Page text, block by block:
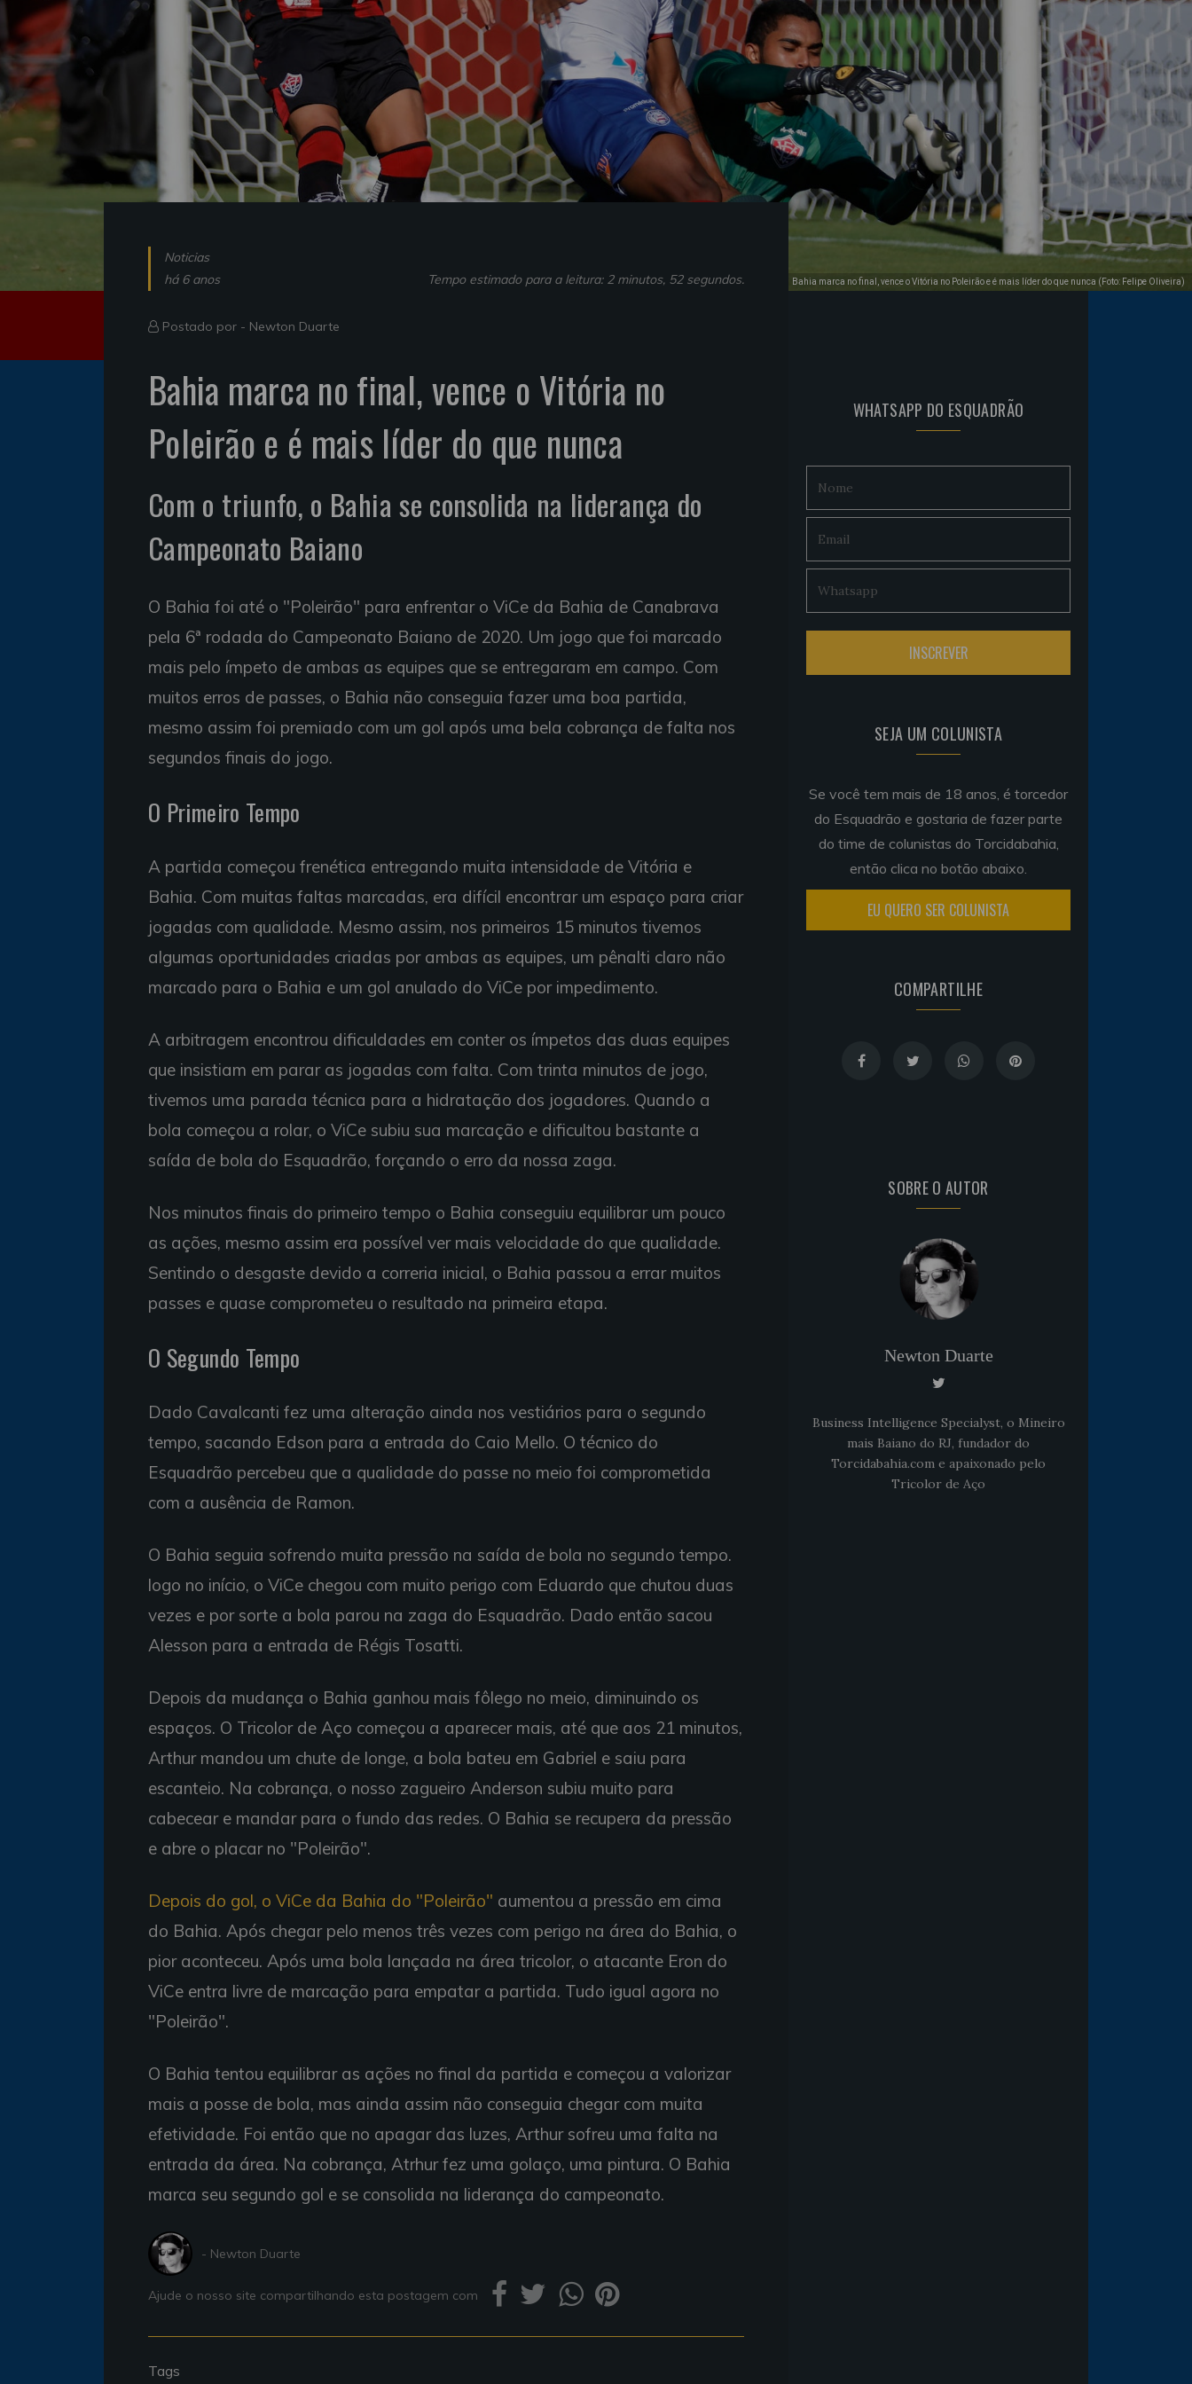
Bahia marca no final, vence o Vitória no Poleirão e é mais líder do que nunca (Foto: Felipe Oliveira)
Noticias
há 6 anos
Tempo estimado para a leitura: 2 minutos, 52 segundos.
Postado por - Newton Duarte
Bahia marca no final, vence o Vitória no
Poleirão e é mais líder do que nunca
Com o triunfo, o Bahia se consolida na liderança do
Campeonato Baiano
O Bahia foi até o "Poleirão" para enfrentar o ViCe da Bahia de Canabrava
pela 6ª rodada do Campeonato Baiano de 2020. Um jogo que foi marcado
mais pelo ímpeto de ambas as equipes que se entregaram em campo. Com
muitos erros de passes, o Bahia não conseguia fazer uma boa partida,
mesmo assim foi premiado com um gol após uma bela cobrança de falta nos
segundos finais do jogo.
O Primeiro Tempo
A partida começou frenética entregando muita intensidade de Vitória e
Bahia. Com muitas faltas marcadas, era difícil encontrar um espaço para criar
jogadas com qualidade. Mesmo assim, nos primeiros 15 minutos tivemos
algumas oportunidades criadas por ambas as equipes, um pênalti claro não
marcado para o Bahia e um gol anulado do ViCe por impedimento.
A arbitragem encontrou dificuldades em conter os ímpetos das duas equipes
que insistiam em parar as jogadas com falta. Com trinta minutos de jogo,
tivemos uma parada técnica para a hidratação dos jogadores. Quando a
bola começou a rolar, o ViCe subiu sua marcação e dificultou bastante a
saída de bola do Esquadrão, forçando o erro da nossa zaga.
Nos minutos finais do primeiro tempo o Bahia conseguiu equilibrar um pouco
as ações, mesmo assim era possível ver mais velocidade do que qualidade.
Sentindo o desgaste devido a correria inicial, o Bahia passou a errar muitos
passes e quase comprometeu o resultado na primeira etapa.
O Segundo Tempo
Dado Cavalcanti fez uma alteração ainda nos vestiários para o segundo
tempo, sacando Edson para a entrada do Caio Mello. O técnico do
Esquadrão percebeu que a qualidade do passe no meio foi comprometida
com a ausência de Ramon.
O Bahia seguia sofrendo muita pressão na saída de bola no segundo tempo.
logo no início, o ViCe chegou com muito perigo com Eduardo que chutou duas
vezes e por sorte a bola parou na zaga do Esquadrão. Dado então sacou
Alesson para a entrada de Régis Tosatti.
Depois da mudança o Bahia ganhou mais fôlego no meio, diminuindo os
espaços. O Tricolor de Aço começou a aparecer mais, até que aos 21 minutos,
Arthur mandou um chute de longe, a bola bateu em Gabriel e saiu para
escanteio. Na cobrança, o nosso zagueiro Anderson subiu muito para
cabecear e mandar para o fundo das redes. O Bahia se recupera da pressão
e abre o placar no "Poleirão".
Depois do gol, o ViCe da Bahia do "Poleirão" aumentou a pressão em cima
do Bahia. Após chegar pelo menos três vezes com perigo na área do Bahia, o
pior aconteceu. Após uma bola lançada na área tricolor, o atacante Eron do
ViCe entra livre de marcação para empatar a partida. Tudo igual agora no
"Poleirão".
O Bahia tentou equilibrar as ações no final da partida e começou a valorizar
mais a posse de bola, mas ainda assim não conseguia chegar com muita
efetividade. Foi então que no apagar das luzes, Arthur sofreu uma falta na
entrada da área. Na cobrança, Atrhur fez uma golaço, uma pintura. O Bahia
marca seu segundo gol e se consolida na liderança do campeonato.
- Newton Duarte
Ajude o nosso site compartilhando esta postagem com
Tags
WHATSAPP DO ESQUADRÃO
SEJA UM COLUNISTA
Se você tem mais de 18 anos, é torcedor
do Esquadrão e gostaria de fazer parte
do time de colunistas do Torcidabahia,
então clica no botão abaixo.
EU QUERO SER COLUNISTA
COMPARTILHE
SOBRE O AUTOR
Newton Duarte
Business Intelligence Specialyst, o Mineiro
mais Baiano do RJ, fundador do
Torcidabahia.com e apaixonado pelo
Tricolor de Aço